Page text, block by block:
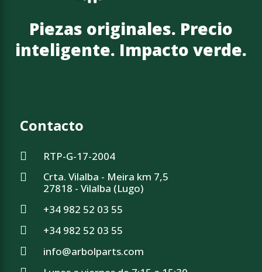
Piezas originales. Precio
inteligente. Impacto verde.
Contacto
RTP-G-17-2004
Crta. Vilalba - Meira km 7,5
27818 - Vilalba (Lugo)
+34 982 52 03 55
+34 982 52 03 55
info@arbolparts.com